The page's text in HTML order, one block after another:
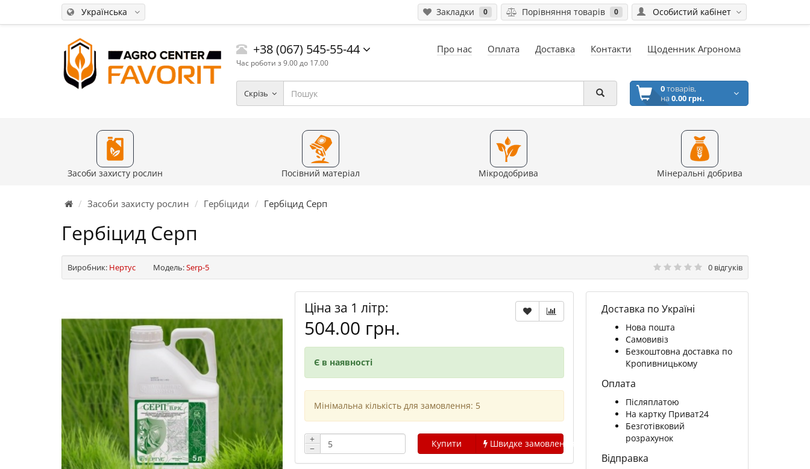
Українська Особистий кабінет
Закладки 0 Порівняння товарів 0
+38 (067) 545-55-44
Час роботи з 9.00 до 17.00
Про нас Оплата Доставка Контакти Щоденник Агронома
Скрізь 0товарів,
на0.00 грн.
Засоби захисту рослин Посівний матеріал Мікродобрива Мінеральні добрива
Засоби захисту рослин Гербіциди Гербіцид Серп
Гербіцид Серп
Виробник: Нертус Модель:Serp-5 0 відгуків
Ціна за 1 літр:
504.00 грн.
Є в наявності
Мінімальна кількість для замовлення: 5
+
−
Купити Швидке замовлення
Доставка по Україні
Нова пошта
Самовивіз
Безкоштовна доставка по
Кропивницькому
Оплата
Післяплатою
На картку Приват24
Безготівковий
розрахунок
Відправка